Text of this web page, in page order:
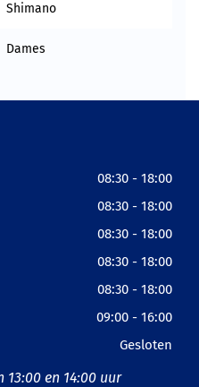
Shimano
Dames
08:30 - 18:00
08:30 - 18:00
08:30 - 18:00
08:30 - 18:00
08:30 - 18:00
09:00 - 16:00
Gesloten
13:00 en 14:00 uur